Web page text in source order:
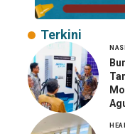
Terkini